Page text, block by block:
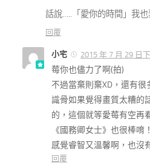
話說…..「愛你的時間」我
回覆
小宅 2015 年 7 月 29 日
莓你也儘力了啊(拍)
不過當棄則棄XD，還有
識骨如果覺得畫質太糟的
的，這個就等愛莓有空再
《國務卿女士》也很棒
感覺睿智又溫馨啊，也沒
回覆